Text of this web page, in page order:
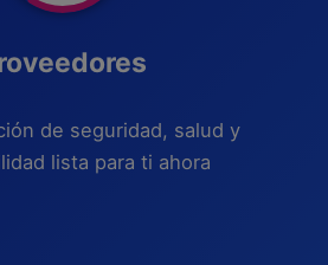
de seguridad, salud y
lista para ti ahora